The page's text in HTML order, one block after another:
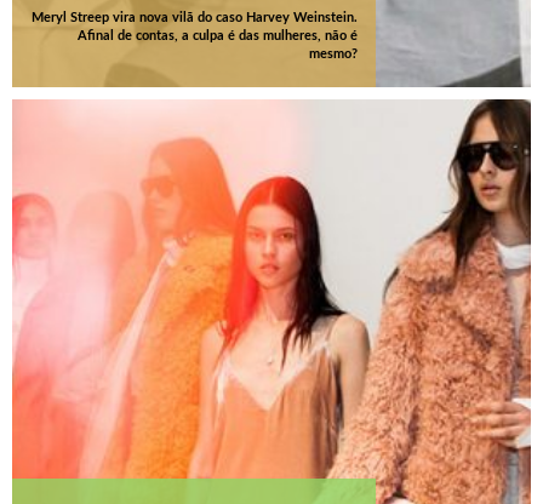
Meryl Streep vira nova vilã do caso Harvey Weinstein.
Afinal de contas, a culpa é das mulheres, não é
mesmo?